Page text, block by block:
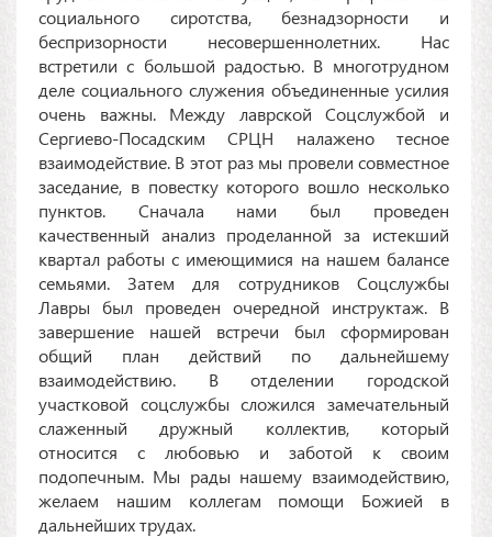
социального сиротства, безнадзорности и
беспризорности несовершеннолетних. Нас
встретили с большой радостью. В многотрудном
деле социального служения объединенные усилия
очень важны. Между лаврской Соцслужбой и
Сергиево-Посадским СРЦН налажено тесное
взаимодействие. В этот раз мы провели совместное
заседание, в повестку которого вошло несколько
пунктов. Сначала нами был проведен
качественный анализ проделанной за истекший
квартал работы с имеющимися на нашем балансе
семьями. Затем для сотрудников Соцслужбы
Лавры был проведен очередной инструктаж. В
завершение нашей встречи был сформирован
общий план действий по дальнейшему
взаимодействию. В отделении городской
участковой соцслужбы сложился замечательный
слаженный дружный коллектив, который
относится с любовью и заботой к своим
подопечным. Мы рады нашему взаимодействию,
желаем нашим коллегам помощи Божией в
дальнейших трудах.